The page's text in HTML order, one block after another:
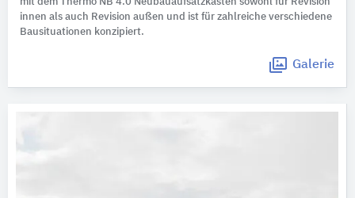
innen als auch Revision außen und ist für zahlreiche verschiedene
Bausituationen konzipiert.
Galerie